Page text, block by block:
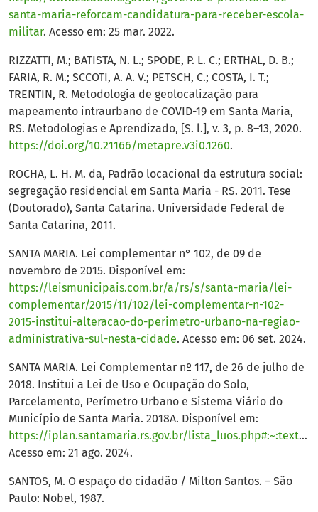
santa-maria-reforcam-candidatura-para-receber-escola-
militar. Acesso em: 25 mar. 2022.
RIZZATTI, M.; BATISTA, N. L.; SPODE, P. L. C.; ERTHAL, D. B.;
FARIA, R. M.; SCCOTI, A. A. V.; PETSCH, C.; COSTA, I. T.;
TRENTIN, R. Metodologia de geolocalização para
mapeamento intraurbano de COVID-19 em Santa Maria,
RS. Metodologias e Aprendizado, [S. l.], v. 3, p. 8–13, 2020.
https://doi.org/10.21166/metapre.v3i0.1260.
ROCHA, L. H. M. da, Padrão locacional da estrutura social:
segregação residencial em Santa Maria - RS. 2011. Tese
(Doutorado), Santa Catarina. Universidade Federal de
Santa Catarina, 2011.
SANTA MARIA. Lei complementar n° 102, de 09 de
novembro de 2015. Disponível em:
https://leismunicipais.com.br/a/rs/s/santa-maria/lei-
complementar/2015/11/102/lei-complementar-n-102-
2015-institui-alteracao-do-perimetro-urbano-na-regiao-
administrativa-sul-nesta-cidade. Acesso em: 06 set. 2024.
SANTA MARIA. Lei Complementar nº 117, de 26 de julho de
2018. Institui a Lei de Uso e Ocupação do Solo,
Parcelamento, Perímetro Urbano e Sistema Viário do
Município de Santa Maria. 2018A. Disponível em:
https://iplan.santamaria.rs.gov.br/lista_luos.php#:~:text=LE%20I%20COMPLEMENTAR%20No%20117,do%20Munic%C3%ADpio%20de%20Santa%20Maria
Acesso em: 21 ago. 2024.
SANTOS, M. O espaço do cidadão / Milton Santos. – São
Paulo: Nobel, 1987.